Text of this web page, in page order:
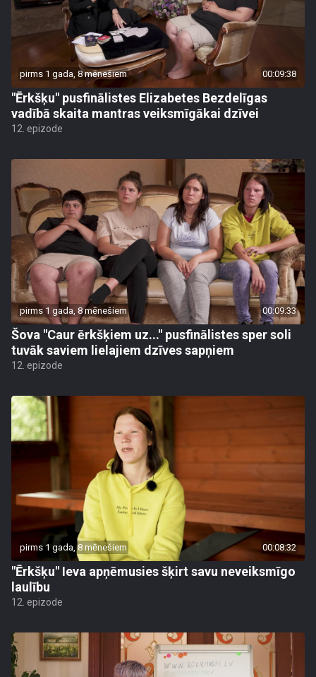
pirms 1 gada, 8 mēnešiem 00:09:38
"Ērkšķu" pusfinālistes Elizabetes Bezdelīgas
vadībā skaita mantras veiksmīgākai dzīvei
12. epizode
pirms 1 gada, 8 mēnešiem 00:09:33
Šova "Caur ērkšķiem uz..." pusfinālistes sper soli
tuvāk saviem lielajiem dzīves sapņiem
12. epizode
pirms 1 gada, 8 mēnešiem 00:08:32
"Ērkšķu" Ieva apņēmusies šķirt savu neveiksmīgo
laulību
12. epizode